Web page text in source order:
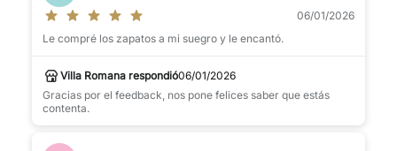
06/01/2026
Le compré los zapatos a mi suegro y le encantó.
Villa Romana respondió06/01/2026
Gracias por el feedback, nos pone felices saber que estás
contenta.